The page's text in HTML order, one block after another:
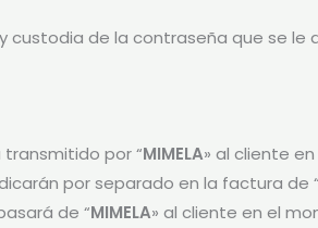
de la contraseña que se le
por “MIMELA» al cliente
por separado en la factura de “
de “MIMELA» al cliente en el